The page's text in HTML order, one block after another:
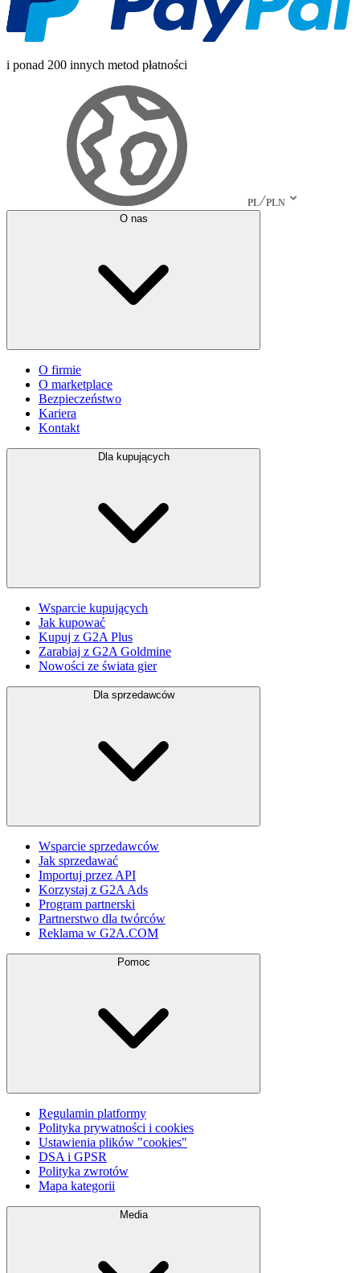
i ponad 200 innych metod płatności
PL PLN
O nas
O firmie
O marketplace
Bezpieczeństwo
Kariera
Kontakt
Dla kupujących
Wsparcie kupujących
Jak kupować
Kupuj z G2A Plus
Zarabiaj z G2A Goldmine
Nowości ze świata gier
Dla sprzedawców
Wsparcie sprzedawców
Jak sprzedawać
Importuj przez API
Korzystaj z G2A Ads
Program partnerski
Partnerstwo dla twórców
Reklama w G2A.COM
Pomoc
Regulamin platformy
Polityka prywatności i cookies
Ustawienia plików "cookies"
DSA i GPSR
Polityka zwrotów
Mapa kategorii
Media